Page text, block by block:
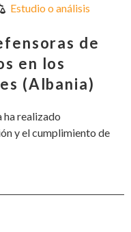
Estudio o análisis
de
en los
(Albania)
ha realizado
y el cumplimiento de